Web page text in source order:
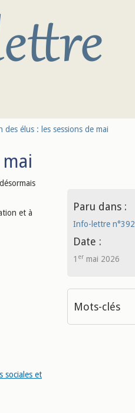
des élus : les sessions de mai
et à
sociales et
Paru dans :
Info-lettre n°392
Date :
1 ermai 2026
Mots-clés